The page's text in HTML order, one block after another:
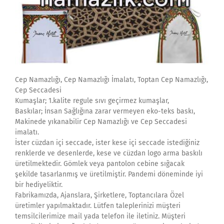
Cep Namazlığı, Cep Namazlığı İmalatı, Toptan Cep Namazlığı,
Cep Seccadesi
Kumaşlar; 1.kalite regule sıvı geçirmez kumaşlar,
Baskılar; İnsan Sağlığına zarar vermeyen eko-teks baskı,
Makinede yıkanabilir Cep Namazlığı ve Cep Seccadesi
imalatı.
İster cüzdan içi seccade, ister kese içi seccade istediğiniz
renklerde ve desenlerde, kese ve cüzdan logo arma baskılı
üretilmektedir. Gömlek veya pantolon cebine sığacak
şekilde tasarlanmış ve üretilmiştir. Pandemi döneminde iyi
bir hediyeliktir.
Fabrikamızda, Ajanslara, Şirketlere, Toptancılara Özel
üretimler yapılmaktadır. Lütfen taleplerinizi müşteri
temsilcilerimize mail yada telefon ile iletiniz. Müşteri